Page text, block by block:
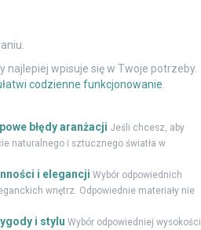
najlepiej wpisuje się w Twoje potrzeby.
codzienne funkcjonowanie
błędy aranżacji Jeśli chcesz, aby
naturalnego i sztucznego światła w
i elegancji Wybór odpowiednich
wnętrz. Odpowiednie materiały nie
i stylu Wybór odpowiedniej wysokości